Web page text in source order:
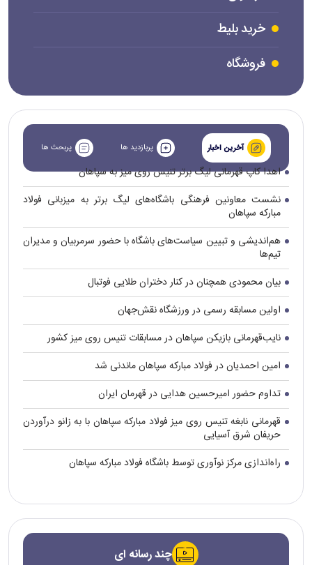
خرید بلیط
فروشگاه
آخرین اخبار پربازدید ها پربحث ها
اهدا کاپ قهرمانی لیگ برتر تنیس روی میز به سپاهان
نشست معاونین فرهنگی باشگاه‌های لیگ برتر به میزبانی فولاد
مبارکه سپاهان
هم‌اندیشی و تبیین سیاست‌های باشگاه با حضور سرمربیان و مدیران
تیم‌ها
بیان محمودی همچنان در کنار دختران طلایی فوتبال
اولین مسابقه رسمی در ورزشگاه نقش‌جهان
نایب‌قهرمانی بازیکن سپاهان در مسابقات تنیس روی میز کشور
امین احمدیان در فولاد مبارکه سپاهان ماندنی شد
تداوم حضور امیرحسین هدایی در قهرمان ایران
قهرمانی نابغه تنیس روی میز فولاد مبارکه سپاهان با به زانو درآوردن
حریفان شرق آسیایی
راه‌اندازی مرکز نوآوری توسط باشگاه فولاد مبارکه سپاهان
چند رسانه ای